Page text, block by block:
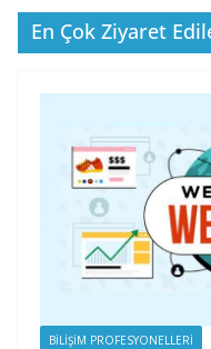
En Çok Ziyaret
BILIŞIM PROFESYONELLERI